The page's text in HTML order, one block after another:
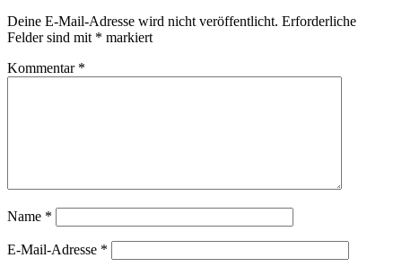
Deine E-Mail-Adresse wird nicht veröffentlicht. Erforderliche
Felder sind mit * markiert
Kommentar *
Name *
E-Mail-Adresse *